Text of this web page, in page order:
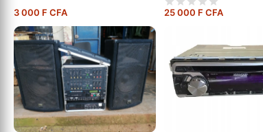
3 000 F CFA 25 000 F CFA